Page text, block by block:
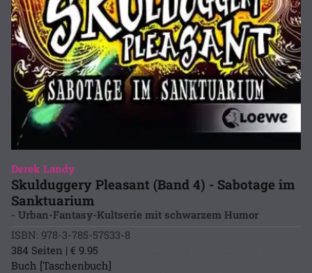
Derek Landy
Skulduggery Pleasant (Band 4) - Sabotage im
Sanktuarium
- Urban-Fantasy-Kultserie mit schwarzem Humor
ISBN: 978-3-785-57533-8
384 Seiten | € 9.95
Buch [Taschenbuch]